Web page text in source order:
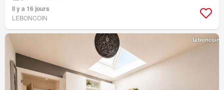
Il y a 16 jours
LEBONCOIN